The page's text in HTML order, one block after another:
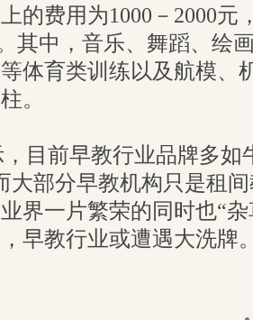
的费用为1000－2000元
其中，音乐、舞蹈、绘
体育类训练以及航模、
。
目前早教行业品牌多如
大部分早教机构只是租
界一片繁荣的同时也“
早教行业或遭遇大洗牌